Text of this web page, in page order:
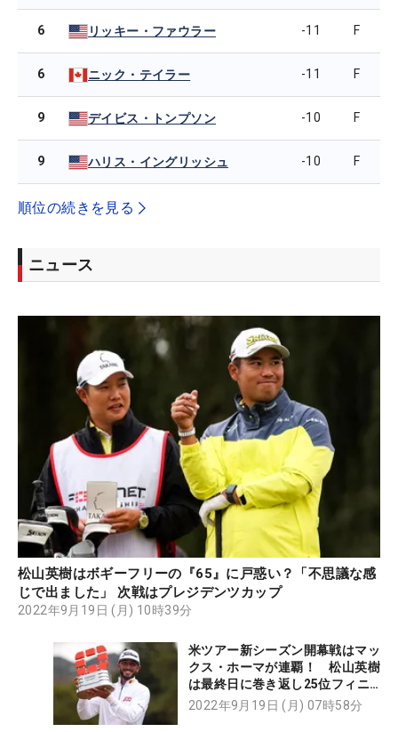
6 リッキー・ファウラー -11 F
6 ニック・テイラー -11 F
9 デイビス・トンプソン -10 F
9 ハリス・イングリッシュ -10 F
順位の続きを見る
ニュース
松山英樹はボギーフリーの『65』に戸惑い？「不思議な感
じで出ました」 次戦はプレジデンツカップ
2022年9月19日 (月) 10時39分
米ツアー新シーズン開幕戦はマッ
クス・ホーマが連覇！ 松山英樹
は最終日に巻き返し25位フィニ
ッシュ
2022年9月19日 (月) 07時58分